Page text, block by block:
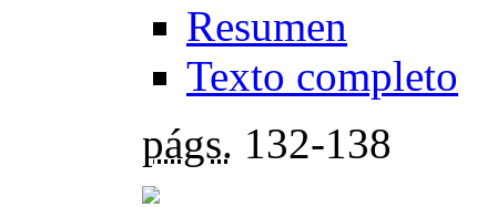
Resumen
Texto completo
págs. 132-138